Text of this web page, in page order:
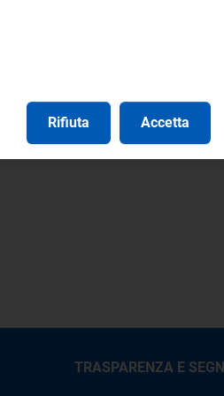
e gli obiettivi per lo
documento. Si rimanda,
quadro delle molteplici
in via prioritaria, anche alla
TRASPARENZA E
Rifiuta Accetta